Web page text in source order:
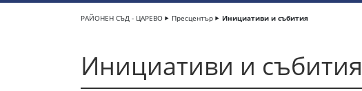
РАЙОНЕН СЪД - ЦАРЕВО Пресцентър Инициативи и събития
Инициативи и събития